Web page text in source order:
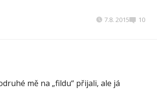
7.8. 2015 10
mě na „fildu“ přijali, ale já